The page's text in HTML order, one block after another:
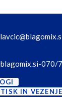
070/
TISK IN VEZENJE